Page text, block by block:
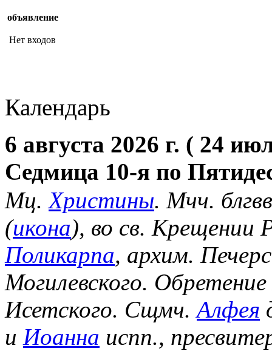
объявление
Нет входов
Календарь
6 августа 2026 г. ( 24
Седмица 10-я по
Мц.Христины. Мчч.
(икона), во св. Крещении
Поликарпа, архим.
Могилевского.
Исетского. Сщмч.Алфея
и Иоанна испп.,